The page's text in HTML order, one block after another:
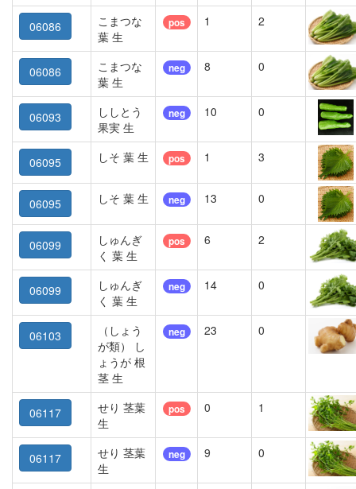
06086
こまつな
葉 生
pos 1 2
06086
こまつな
葉 生
neg 8 0
06093
ししとう
果実 生
neg 10 0
06095 しそ 葉 生 pos 1 3
06095 しそ 葉 生 neg 13 0
06099
しゅんぎ
く 葉 生
pos 6 2
06099
しゅんぎ
く 葉 生
neg 14 0
06103
（しょう
が類） し
ょうが 根
茎 生
neg 23 0
06117
せり 茎葉
生
pos 0 1
06117
せり 茎葉
生
neg 9 0